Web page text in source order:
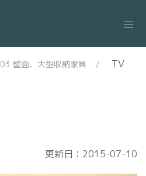
03 壁面、大型収納家具
TV
更新日：2015-07-10